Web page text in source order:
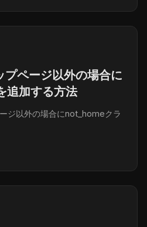
ページ以外の場合に
追加する方法
ジ以外の場合にnot_homeクラ